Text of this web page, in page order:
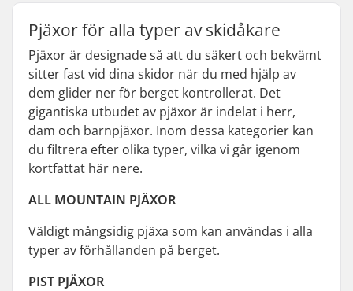
Pjäxor för alla typer av skidåkare
Pjäxor är designade så att du säkert och bekvämt
sitter fast vid dina skidor när du med hjälp av
dem glider ner för berget kontrollerat. Det
gigantiska utbudet av pjäxor är indelat i herr,
dam och barnpjäxor. Inom dessa kategorier kan
du filtrera efter olika typer, vilka vi går igenom
kortfattat här nere.
ALL MOUNTAIN PJÄXOR
Väldigt mångsidig pjäxa som kan användas i alla
typer av förhållanden på berget.
PIST PJÄXOR